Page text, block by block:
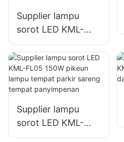
Supplier lampu
sorot LED KML-
FL05 50W pikeun
fasad wangunan
luar ruangan
sareng lampu
Supplier lampu
sorot LED KML-
FL05 150W pikeun